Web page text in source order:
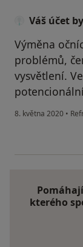
Váš účet
Výměna
problémů,
vysvětlení.
8. května 2020 •
kterého